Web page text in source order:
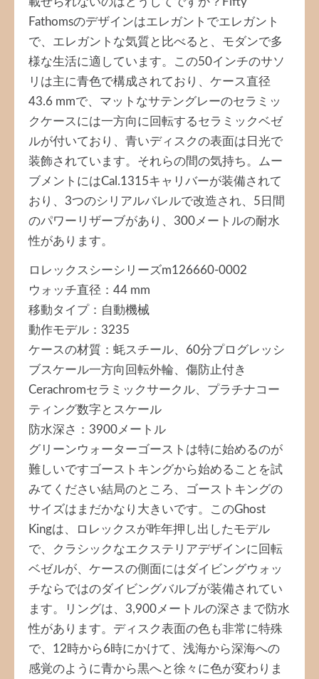
Fathomsのデザインはエレガントでエレガント
で、エレガントな気質と比べると、モダンで多
様な生活に適しています。この50インチのサソ
リは主に青色で構成されており、ケース直径
43.6 mmで、マットなサテングレーのセラミッ
クケースには一方向に回転するセラミックベゼ
ルが付いており、青いディスクの表面は日光で
装飾されています。それらの間の気持ち。ムー
ブメントにはCal.1315キャリバーが装備されて
おり、3つのシリアルバレルで改造され、5日間
のパワーリザーブがあり、300メートルの耐水
性があります。
ロレックスシーシリーズm126660-0002
ウォッチ直径：44 mm
移動タイプ：自動機械
動作モデル：3235
ケースの材質：蚝スチール、60分プログレッシ
ブスケール一方向回転外輪、傷防止付き
Cerachromセラミックサークル、プラチナコー
ティング数字とスケール
防水深さ：3900メートル
グリーンウォーターゴーストは特に始めるのが
難しいですゴーストキングから始めることを試
みてください結局のところ、ゴーストキングの
サイズはまだかなり大きいです。このGhost
Kingは、ロレックスが昨年押し出したモデル
で、クラシックなエクステリアデザインに回転
ベゼルが、ケースの側面にはダイビングウォッ
チならではのダイビングバルブが装備されてい
ます。リングは、3,900メートルの深さまで防水
性があります。ディスク表面の色も非常に特殊
で、12時から6時にかけて、浅海から深海への
感覚のように青から黒へと徐々に色が変わりま